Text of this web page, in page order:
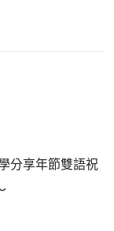
分享年節雙語祝